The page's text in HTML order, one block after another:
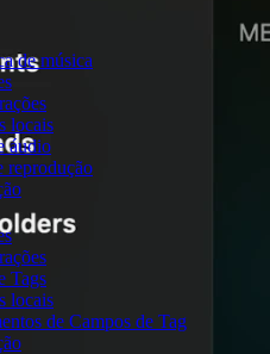
de música
locais
áudio
reprodução
Tags
locais
de Campos de Tag